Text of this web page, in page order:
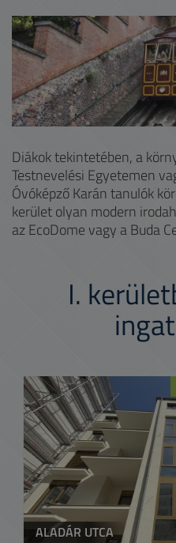
Diákok tekintetében, a
Testnevelési Egyetemen
Óvóképző Karán tanulók
kerület olyan modern
az EcoDome vagy a Buda
I.
ALADÁR UTCA